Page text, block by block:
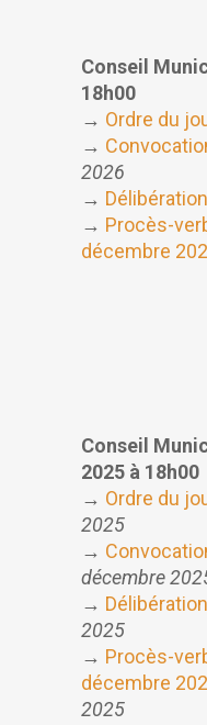
Conseil
18h00
→ Ordre du
→
2026
→
→ Procès-
décembre
Conseil
2025 à 18h00
→ Ordre du
2025
→
décembre
→
2025
→ Procès-
décembre
2025